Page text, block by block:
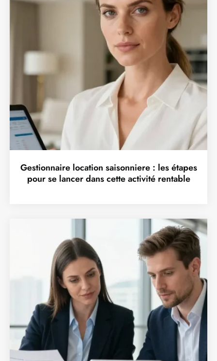
Gestionnaire location saisonniere : les étapes
pour se lancer dans cette activité rentable